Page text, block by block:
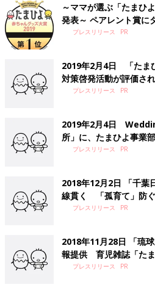
～ママが選ぶ「たまひ
発表～ ペアレント賞に
と辻希美さん 清潔さ、
プレスリリース
2019年2月4日 「たま
対策啓発活動が評価さ
が風疹対策優良企業に
プレスリリース
2019年2月4日
所」に、たまひよ事業
ラブ』編集長）のイン
プレスリリース
2018年12月2日 「千葉
線貫く 「孤育て」防
れました
プレスリリース
2018年11月28日 「琉
報提供 育児雑誌「た
れました
プレスリリース